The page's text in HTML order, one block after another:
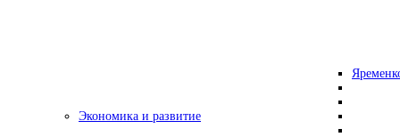
Экономика и развитие